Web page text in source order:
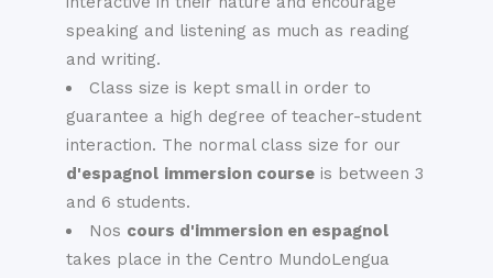
activité qui ne peut
jamais être
ennuyeuse.
Le Quartier de
Santa Cruz
Également connu
sous le nom de vieux
corrida les plus
célèbre d'Espagne.
Un grand nombre
de musées
incroyables, incluant
Musée du Flamenco,
le Musée
speaking and listening as much as reading
and writing.
Class size is kept small in order to
guarantee a high degree of teacher-student
interaction. The normal class size for our
d'espagnol immersion course is between 3
and 6 students.
Nos cours d'immersion en espagnol
takes place in the Centro MundoLengua